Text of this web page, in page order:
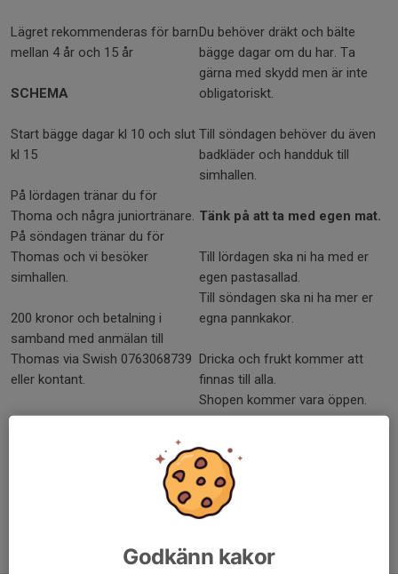
Lägret rekommenderas för barn
mellan 4 år och 15 år
SCHEMA
Start bägge dagar kl 10 och slut
kl 15
På lördagen tränar du för
Thoma och några juniortränare.
På söndagen tränar du för
Thomas och vi besöker
simhallen.
200 kronor och betalning i
samband med anmälan till
Thomas via Swish 0763068739
eller kontant.
Du behöver dräkt och bälte
bägge dagar om du har. Ta
gärna med skydd men är inte
obligatoriskt.
Till söndagen behöver du även
badkläder och handduk till
simhallen.
Tänk på att ta med egen mat.
Till lördagen ska ni ha med er
egen pastasallad.
Till söndagen ska ni ha mer er
egna pannkakor.
Dricka och frukt kommer att
finnas till alla.
Shopen kommer vara öppen.
Tidigare nyheterGodkänn kakor